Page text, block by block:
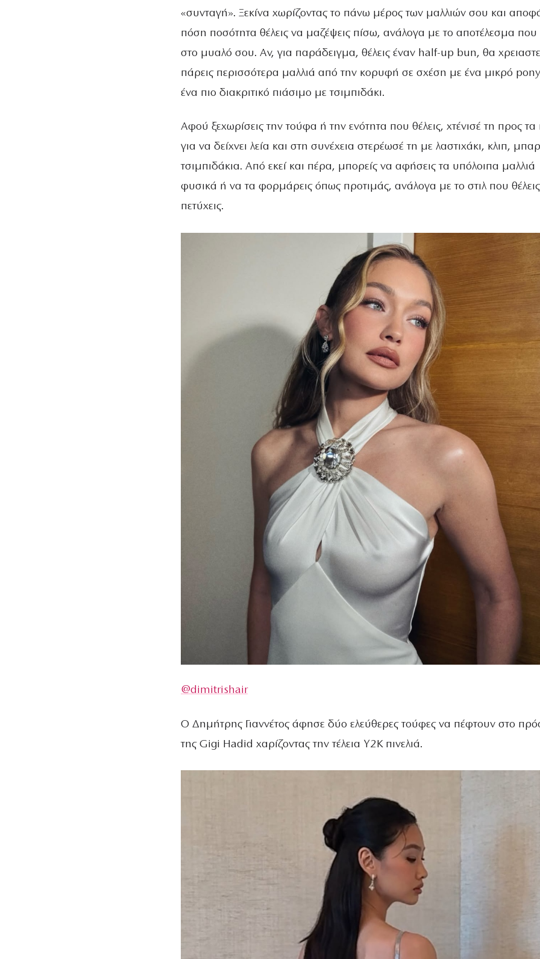
«συνταγή». Ξεκίνα χωρίζοντας το πάνω μέρος των μαλλιών σου και
πόση ποσότητα θέλεις να μαζέψεις πίσω, ανάλογα με το αποτέλεσμα που
στο μυαλό σου. Αν, για παράδειγμα, θέλεις έναν half-up bun, θα
πάρεις περισσότερα μαλλιά από την κορυφή σε σχέση με ένα μικρό
ένα πιο διακριτικό πιάσιμο με τσιμπιδάκι.
Αφού ξεχωρίσεις την τούφα ή την ενότητα που θέλεις, χτένισέ τη προς τα
για να δείχνει λεία και στη συνέχεια στερέωσέ τη με λαστιχάκι, κλιπ,
τσιμπιδάκια. Από εκεί και πέρα, μπορείς να αφήσεις τα υπόλοιπα μαλλιά
φυσικά ή να τα φορμάρεις όπως προτιμάς, ανάλογα με το στιλ που
πετύχεις.
@dimitrishair
O Δημήτρης Γιαννέτος άφησε δύο ελεύθερες τούφες να πέφτουν στο
της Gigi Hadid χαρίζοντας την τέλεια Y2K πινελιά.